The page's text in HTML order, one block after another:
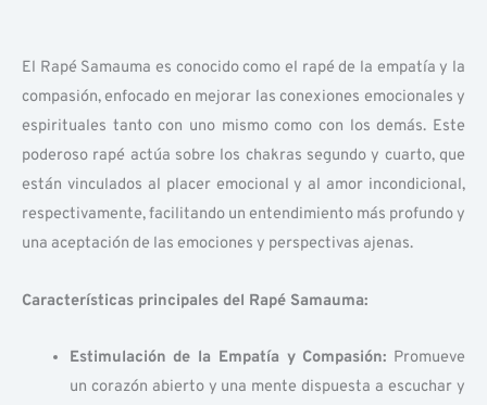
El Rapé Samauma es conocido como el rapé de la empatía y la
compasión, enfocado en mejorar las conexiones emocionales y
espirituales tanto con uno mismo como con los demás. Este
poderoso rapé actúa sobre los chakras segundo y cuarto, que
están vinculados al placer emocional y al amor incondicional,
respectivamente, facilitando un entendimiento más profundo y
una aceptación de las emociones y perspectivas ajenas.
Características principales del Rapé Samauma:
Estimulación de la Empatía y Compasión: Promueve
un corazón abierto y una mente dispuesta a escuchar y